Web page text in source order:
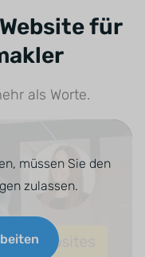
für
als Worte.
müssen Sie den
zulassen.